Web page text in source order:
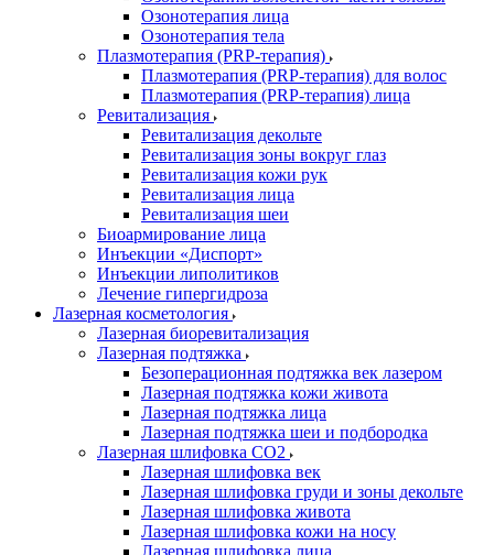
Озонотерапия лица
Озонотерапия тела
Плазмотерапия (PRP-терапия)
Плазмотерапия (PRP-терапия) для волос
Плазмотерапия (PRP-терапия) лица
Ревитализация
Ревитализация декольте
Ревитализация зоны вокруг глаз
Ревитализация кожи рук
Ревитализация лица
Ревитализация шеи
Биоармирование лица
Инъекции «Диспорт»
Инъекции липолитиков
Лечение гипергидроза
Лазерная косметология
Лазерная биоревитализация
Лазерная подтяжка
Безоперационная подтяжка век лазером
Лазерная подтяжка кожи живота
Лазерная подтяжка лица
Лазерная подтяжка шеи и подбородка
Лазерная шлифовка CO2
Лазерная шлифовка век
Лазерная шлифовка груди и зоны декольте
Лазерная шлифовка живота
Лазерная шлифовка кожи на носу
Лазерная шлифовка лица